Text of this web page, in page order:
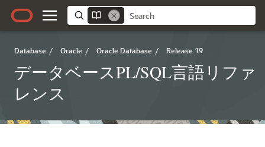
Database / Oracle / Oracle Database / Release 19
データベースPL/SQL言語リファ
レンス